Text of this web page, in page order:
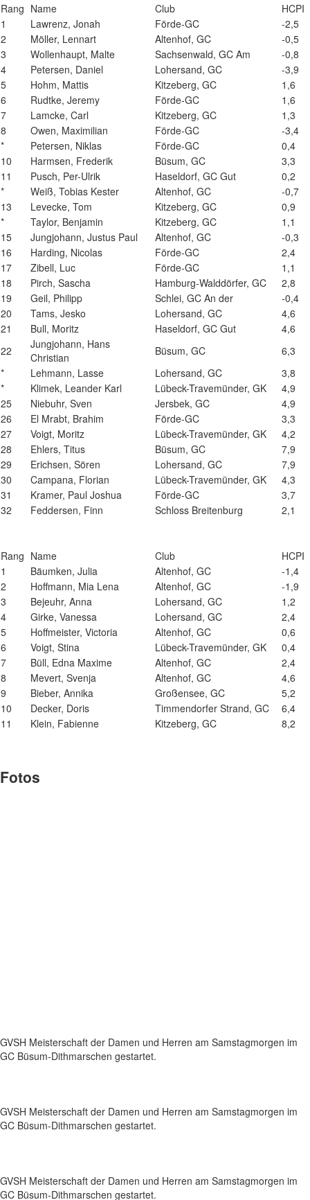
Rang Name Club
HCPI
1
Lawrenz, Jonah Förde-GC
-2,5
2
Möller, Lennart Altenhof, GC
-0,5
3
Wollenhaupt, Malte Sachsenwald, GC Am
-0,8
4
Petersen, Daniel Lohersand, GC
-3,9
5
Hohm, Mattis Kitzeberg, GC
1,6
6
Rudtke, Jeremy Förde-GC
1,6
7
Lamcke, Carl Kitzeberg, GC
1,3
8
Owen, Maximilian Förde-GC
-3,4
*
Petersen, Niklas Förde-GC
0,4
10
Harmsen, Frederik Büsum, GC
3,3
11
Pusch, Per-Ulrik Haseldorf, GC Gut
0,2
*
Weiß, Tobias Kester Altenhof, GC
-0,7
13
Levecke, Tom Kitzeberg, GC
0,9
*
Taylor, Benjamin Kitzeberg, GC
1,1
15
Jungjohann, Justus Paul Altenhof, GC
-0,3
16
Harding, Nicolas Förde-GC
2,4
17
Zibell, Luc Förde-GC
1,1
18
Pirch, Sascha Hamburg-Walddörfer, GC
2,8
19
Geil, Philipp Schlei, GC An der
-0,4
20
Tams, Jesko Lohersand, GC
4,6
21
Bull, Moritz Haseldorf, GC Gut
4,6
22
Jungjohann, Hans
Christian
Büsum, GC
6,3
*
Lehmann, Lasse Lohersand, GC
3,8
*
Klimek, Leander Karl Lübeck-Travemünder, GK
4,9
25
Niebuhr, Sven Jersbek, GC
4,9
26
El Mrabt, Brahim Förde-GC
3,3
27
Voigt, Moritz Lübeck-Travemünder, GK
4,2
28
Ehlers, Titus Büsum, GC
7,9
29
Erichsen, Sören Lohersand, GC
7,9
30
Campana, Florian Lübeck-Travemünder, GK
4,3
31
Kramer, Paul Joshua Förde-GC
3,7
32
Feddersen, Finn Schloss Breitenburg 2,1
Rang Name Club
HCPI
1
Bäumken, Julia Altenhof, GC
-1,4
2
Hoffmann, Mia Lena Altenhof, GC
-1,9
3
Bejeuhr, Anna Lohersand, GC
1,2
4
Girke, Vanessa Lohersand, GC
2,4
5
Hoffmeister, Victoria Altenhof, GC
0,6
6
Voigt, Stina Lübeck-Travemünder, GK
0,4
7
Büll, Edna Maxime Altenhof, GC
2,4
8
Mevert, Svenja Altenhof, GC
4,6
9
Bieber, Annika Großensee, GC
5,2
10
Decker, Doris Timmendorfer Strand, GC
6,4
11
Klein, Fabienne Kitzeberg, GC 8,2
Fotos
GVSH Meisterschaft der Damen und Herren am Samstagmorgen im
GC Büsum-Dithmarschen gestartet.
GVSH Meisterschaft der Damen und Herren am Samstagmorgen im
GC Büsum-Dithmarschen gestartet.
GVSH Meisterschaft der Damen und Herren am Samstagmorgen im
GC Büsum-Dithmarschen gestartet.